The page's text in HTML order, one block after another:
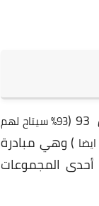
93% سيتاح لهم
) وهي مبادرة
أحدى المجموعات